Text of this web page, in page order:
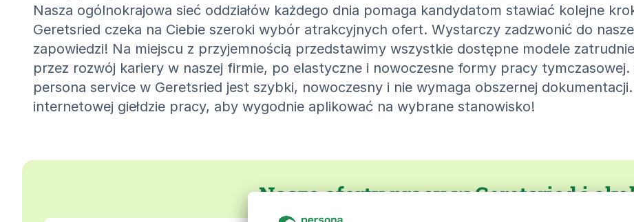
Nasza ogólnokrajowa sieć oddziałów każdego dnia pomaga kandydatom stawiać kolejne
Geretsried czeka na Ciebie szeroki wybór atrakcyjnych ofert. Wystarczy zadzwonić do
zapowiedzi! Na miejscu z przyjemnością przedstawimy wszystkie dostępne modele
przez rozwój kariery w naszej firmie, po elastyczne i nowoczesne formy pracy
persona service w Geretsried jest szybki, nowoczesny i nie wymaga obszernej
internetowej giełdzie pracy, aby wygodnie aplikować na wybrane stanowisko!
Nasze oferty pracy w Geretsried i